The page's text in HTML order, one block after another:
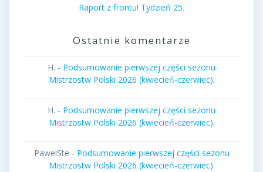
Raport z frontu! Tydzień 25.
Ostatnie komentarze
H. - Podsumowanie pierwszej części sezonu
Mistrzostw Polski 2026 (kwiecień-czerwiec).
H. - Podsumowanie pierwszej części sezonu
Mistrzostw Polski 2026 (kwiecień-czerwiec).
PawelSte - Podsumowanie pierwszej części sezonu
Mistrzostw Polski 2026 (kwiecień-czerwiec).